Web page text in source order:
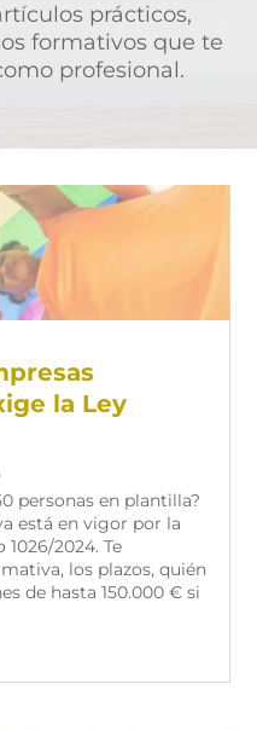
prácticos,
formativos que te
profesional.
la Ley
personas en plantilla?
está en vigor por la
2024. Te
los plazos, quién
de hasta 150.000 € si